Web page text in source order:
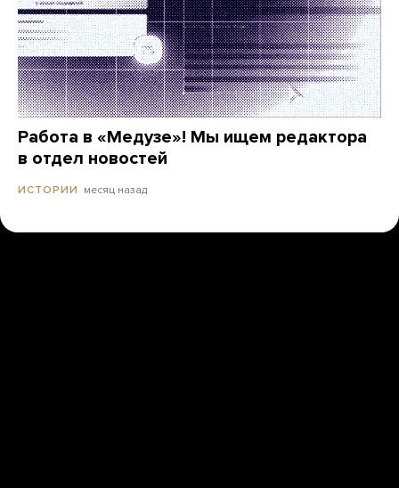
Работа в «Медузе»! Мы ищем редактора
в отдел новостей
ИСТОРИИ месяц назад